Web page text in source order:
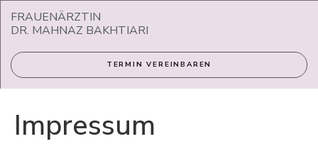
FRAUENÄRZTIN
DR. MAHNAZ BAKHTIARI
TERMIN VEREINBAREN
Impressum